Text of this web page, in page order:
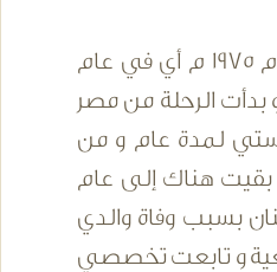
لقد تركت لبنان في عام 1975 م أي في عام
بدأت الرحلة من مصر
لمدة عام و من
هناك إلى عام
بسبب وفاة والدي
و تابعت تخصصي